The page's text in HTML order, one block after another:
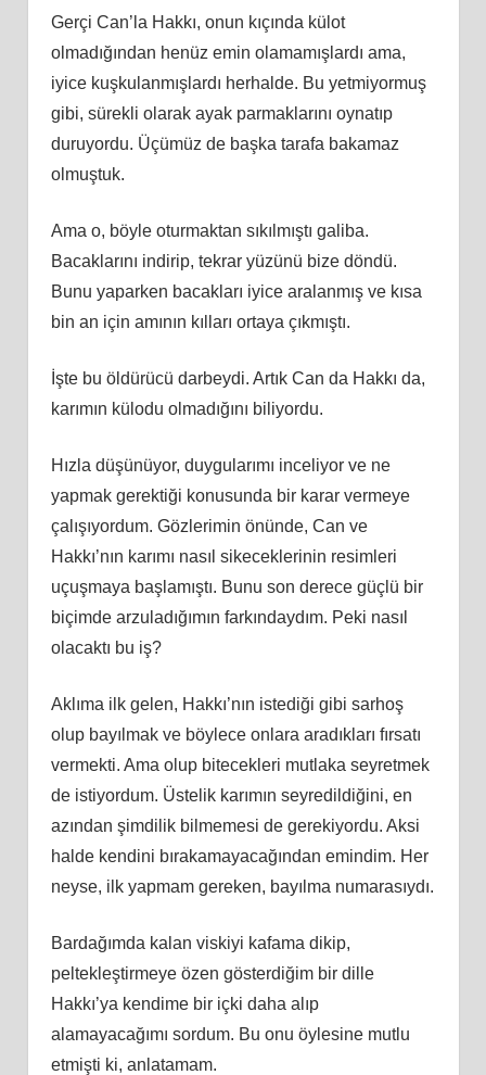
Gerçi Can’la Hakkı, onun kıçında külot
olmadığından henüz emin olamamışlardı ama,
iyice kuşkulanmışlardı herhalde. Bu yetmiyormuş
gibi, sürekli olarak ayak parmaklarını oynatıp
duruyordu. Üçümüz de başka tarafa bakamaz
olmuştuk.
Ama o, böyle oturmaktan sıkılmıştı galiba.
Bacaklarını indirip, tekrar yüzünü bize döndü.
Bunu yaparken bacakları iyice aralanmış ve kısa
bin an için amının kılları ortaya çıkmıştı.
İşte bu öldürücü darbeydi. Artık Can da Hakkı da,
karımın külodu olmadığını biliyordu.
Hızla düşünüyor, duygularımı inceliyor ve ne
yapmak gerektiği konusunda bir karar vermeye
çalışıyordum. Gözlerimin önünde, Can ve
Hakkı’nın karımı nasıl sikeceklerinin resimleri
uçuşmaya başlamıştı. Bunu son derece güçlü bir
biçimde arzuladığımın farkındaydım. Peki nasıl
olacaktı bu iş?
Aklıma ilk gelen, Hakkı’nın istediği gibi sarhoş
olup bayılmak ve böylece onlara aradıkları fırsatı
vermekti. Ama olup bitecekleri mutlaka seyretmek
de istiyordum. Üstelik karımın seyredildiğini, en
azından şimdilik bilmemesi de gerekiyordu. Aksi
halde kendini bırakamayacağından emindim. Her
neyse, ilk yapmam gereken, bayılma numarasıydı.
Bardağımda kalan viskiyi kafama dikip,
peltekleştirmeye özen gösterdiğim bir dille
Hakkı’ya kendime bir içki daha alıp
alamayacağımı sordum. Bu onu öylesine mutlu
etmişti ki, anlatamam.